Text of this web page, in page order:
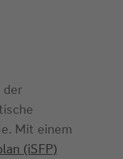
der
Mit einem
(iSFP)